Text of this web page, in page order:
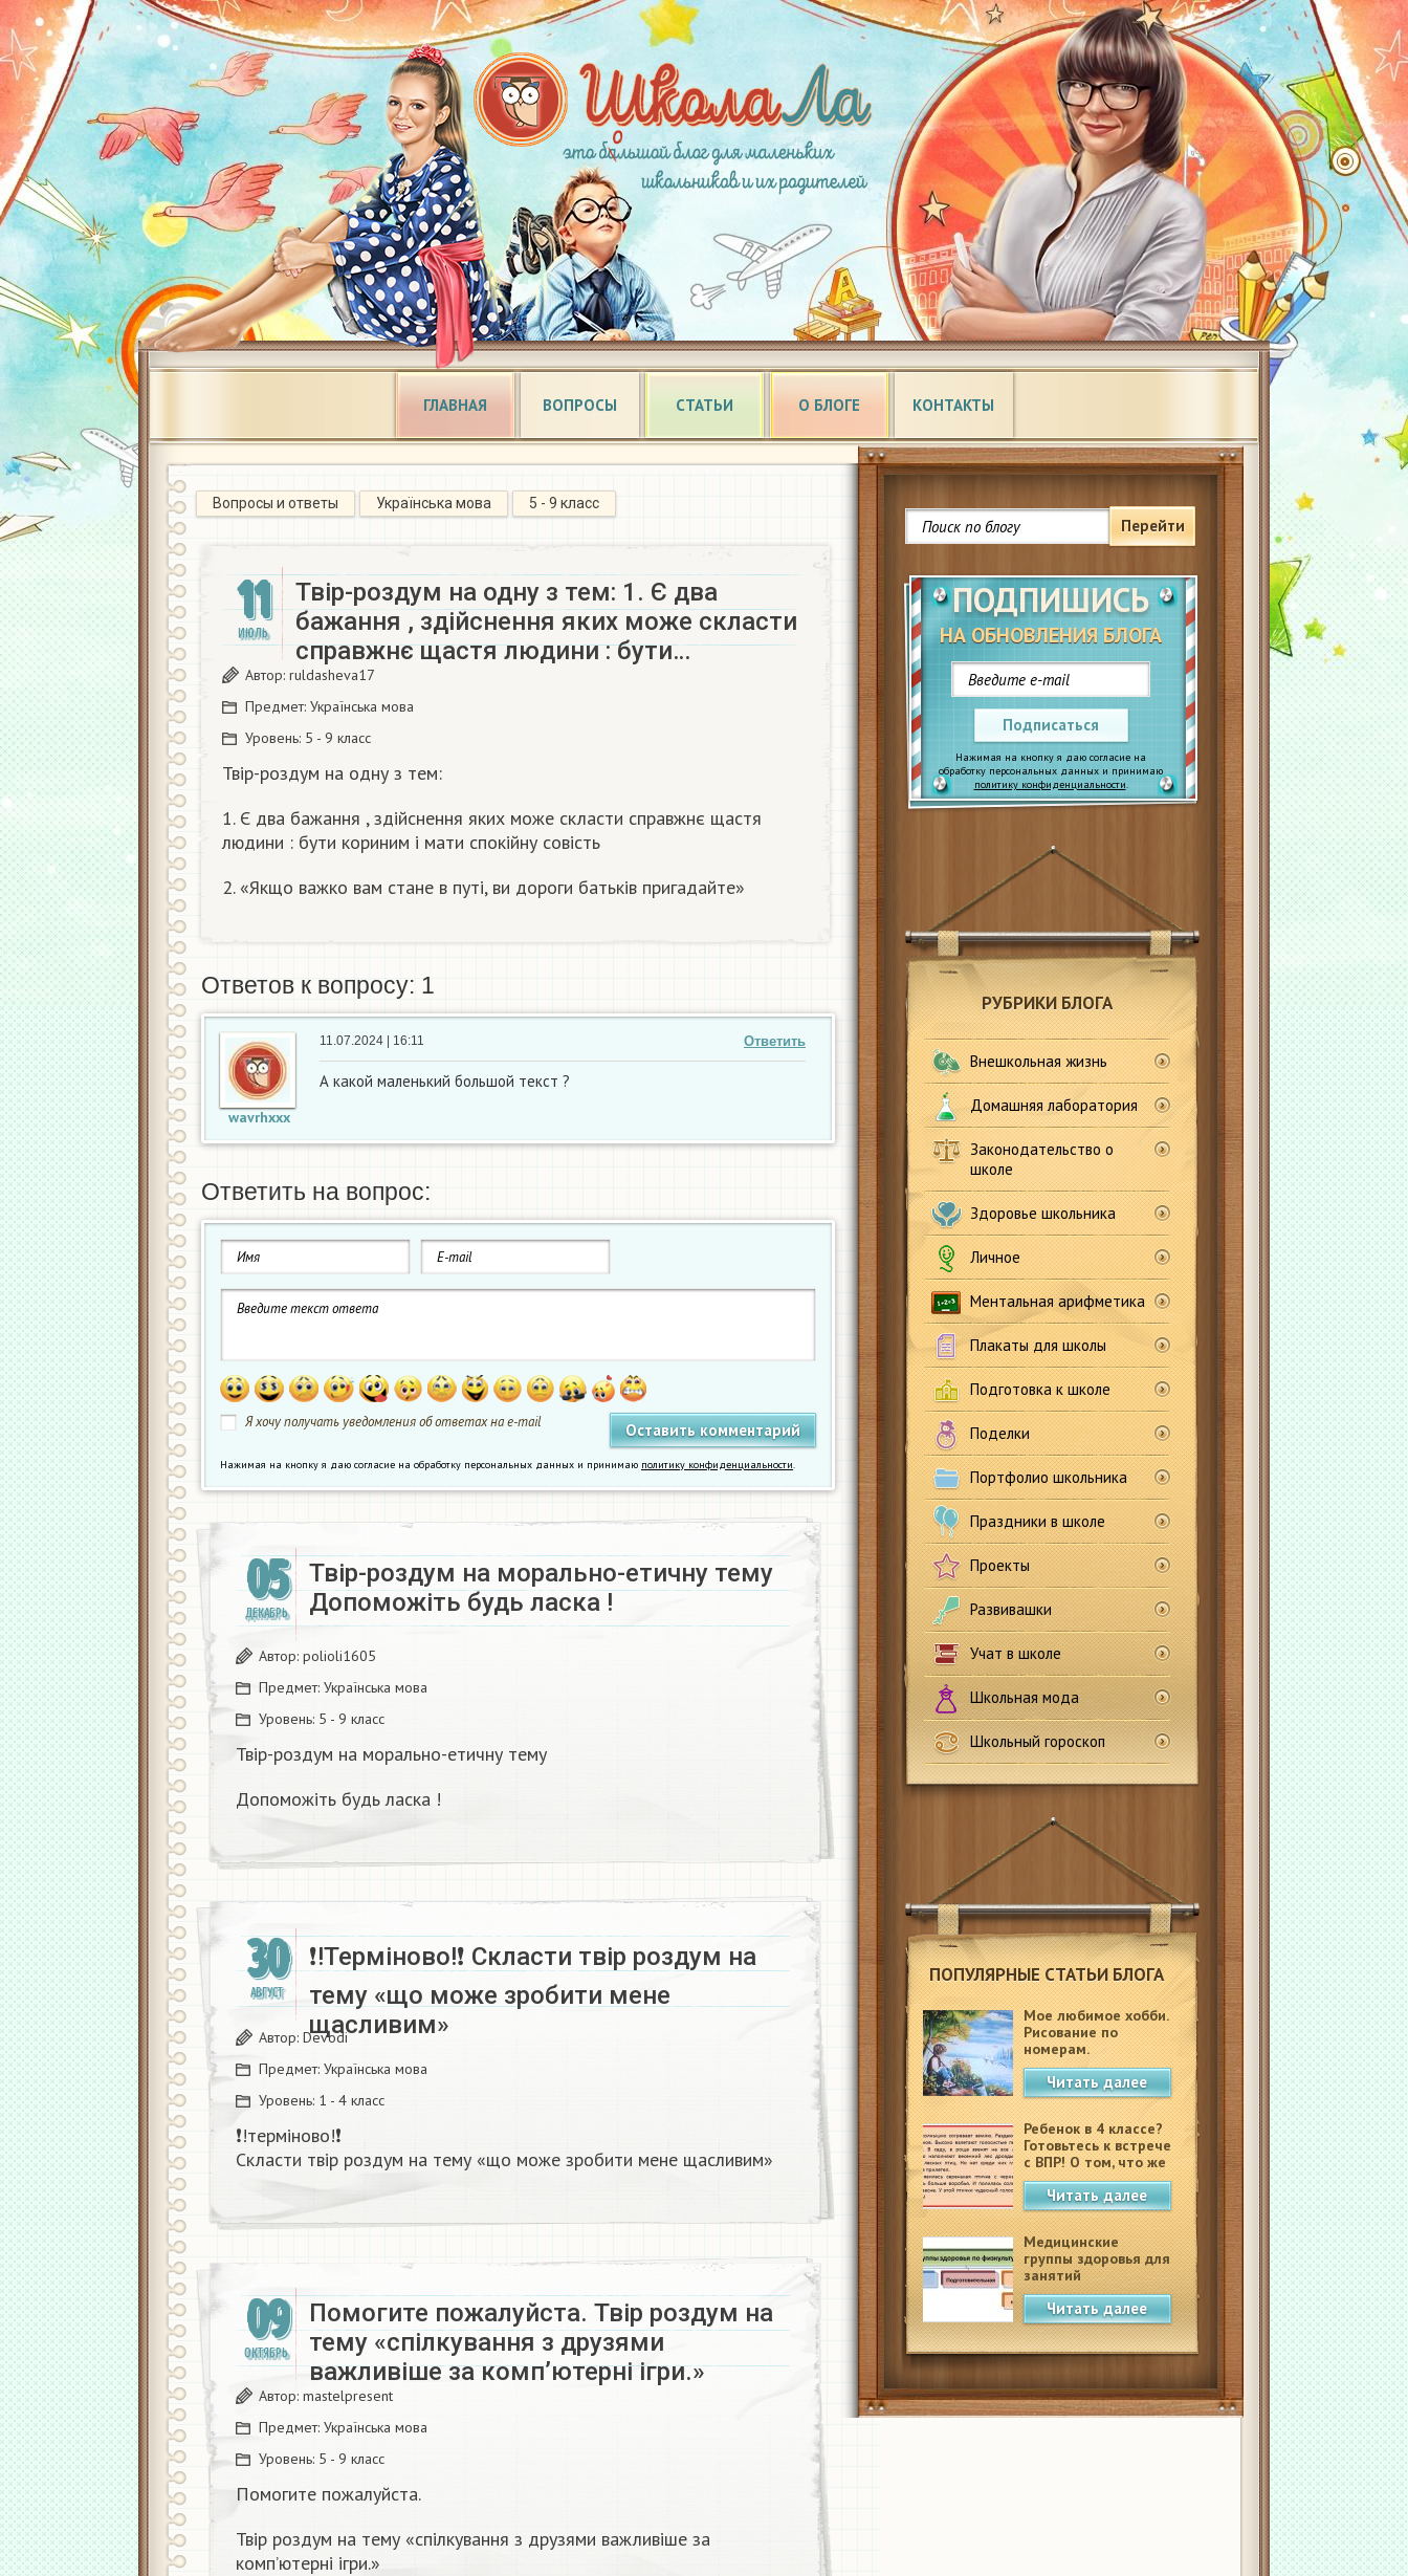
ГЛАВНАЯ ВОПРОСЫ СТАТЬИ О БЛОГЕ КОНТАКТЫ
Перейти
ПОДПИШИСЬ
НА ОБНОВЛЕНИЯ БЛОГА
Подписаться
Нажимая на кнопку я даю согласие на
обработку персональных данных и принимаю
политику конфиденциальности.
РУБРИКИ БЛОГА
Внешкольная жизнь
Домашняя лаборатория
Законодательство о
школе
Здоровье школьника
Личное
Ментальная арифметика
Плакаты для школы
Подготовка к школе
Поделки
Портфолио школьника
Праздники в школе
Проекты
Развивашки
Учат в школе
Школьная мода
Школьный гороскоп
ПОПУЛЯРНЫЕ СТАТЬИ БЛОГА
Мое любимое хобби.
Рисование по
номерам.
Читать далее
Ребенок в 4 классе?
Готовьтесь к встрече
с ВПР! О том, что же
это такое.
Читать далее
Медицинские
группы здоровья для
занятий
физкультурой в
школеЧитать далее
Вопросы и ответы Українська мова 5 - 9 класс
11
ИЮЛЬ
Твір-роздум на одну з тем: 1. Є два
бажання , здійснення яких може скласти
справжнє щастя людини : бути…
Автор: ruldasheva17
Предмет: Українська мова
Уровень: 5 - 9 класс
Твір-роздум на одну з тем:
1. Є два бажання , здійснення яких може скласти справжнє щастя
людини : бути кориним і мати спокійну совість
2. «Якщо важко вам стане в путі, ви дороги батьків пригадайте»
Ответов к вопросу: 1
wavrhxxx
Ответить
11.07.2024 | 16:11
А какой маленький большой текст ?
Ответить на вопрос:
Я хочу получать уведомления об ответах на e-mail
Нажимая на кнопку я даю согласие на обработку персональных данных и принимаю политику конфиденциальности.
05
ДЕКАБРЬ
Твір-роздум на морально-етичну тему
Допоможіть будь ласка !
Автор: polioli1605
Предмет: Українська мова
Уровень: 5 - 9 класс
Твір-роздум на морально-етичну тему
Допоможіть будь ласка !
30
АВГУСТ
❗!Терміново!❗ Скласти твір роздум на
тему «що може зробити мене
щасливим» ​
Автор: Devodi
Предмет: Українська мова
Уровень: 1 - 4 класс
❗!терміново!❗
Скласти твір роздум на тему «що може зробити мене щасливим» ​
09
ОКТЯБРЬ
Помогите пожалуйста. Твір роздум на
тему «спілкування з друзями
важливіше за комп’ютерні ігри.»
Автор: mastelpresent
Предмет: Українська мова
Уровень: 5 - 9 класс
Помогите пожалуйста.
Твір роздум на тему «спілкування з друзями важливіше за
комп’ютерні ігри.»